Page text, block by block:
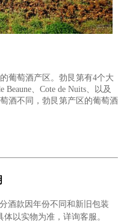
勃艮第（Bourgogne）的白
。相比勃艮第更著名的霞
更高，酒体较轻，通常带
酒款因年份不同和新旧包装
以实物为准，详询客服。